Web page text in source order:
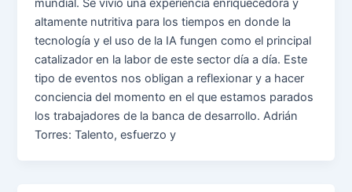
altamente nutritiva para los tiempos en donde la
tecnología y el uso de la IA fungen como el principal
catalizador en la labor de este sector día a día. Este
tipo de eventos nos obligan a reflexionar y a hacer
conciencia del momento en el que estamos parados
los trabajadores de la banca de desarrollo. Adrián
Torres: Talento, esfuerzo y